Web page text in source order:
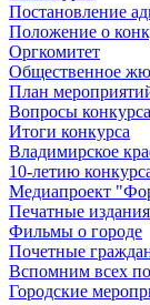
Постановление
Положение о
Оргкомитет
Общественное
План
Вопросы конкурса
Итоги конкурса
Владимирское
10-летию
Медиапроект
Печатные издания
Фильмы о городе
Почетные
Вспомним всех
Городские